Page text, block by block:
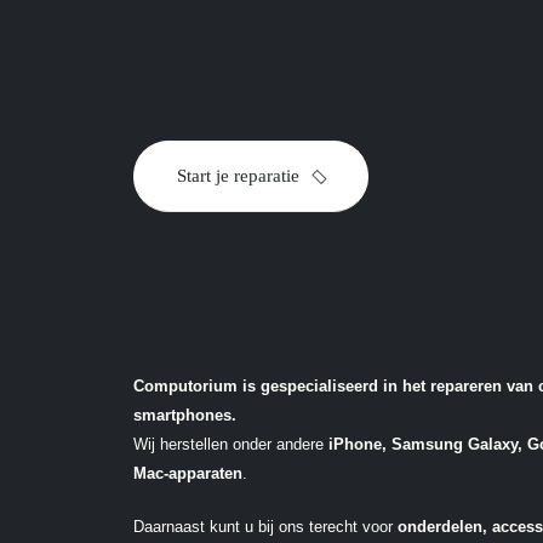
Start je reparatie
Computorium is gespecialiseerd in het repareren
smartphones.
Wij herstellen onder andere iPhone, Samsung Galaxy,
Mac-apparaten
Daarnaast kunt u bij ons terecht voor onderdelen,